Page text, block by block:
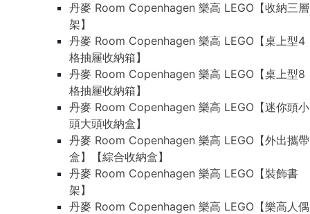
丹麥 Room Copenhagen 樂高 LEGO【收納三層
架】
丹麥 Room Copenhagen 樂高 LEGO【桌上型4
格抽屜收納箱】
丹麥 Room Copenhagen 樂高 LEGO【桌上型8
格抽屜收納箱】
丹麥 Room Copenhagen 樂高 LEGO【迷你頭小
頭大頭收納盒】
丹麥 Room Copenhagen 樂高 LEGO【外出攜帶
盒】【綜合收納盒】
丹麥 Room Copenhagen 樂高 LEGO【裝飾書
架】
丹麥 Room Copenhagen 樂高 LEGO【樂高人偶